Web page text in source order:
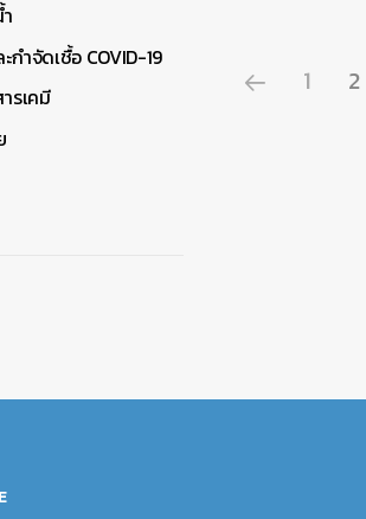
1 2
ำจัดเชื้อ COVID-19
รเคมี